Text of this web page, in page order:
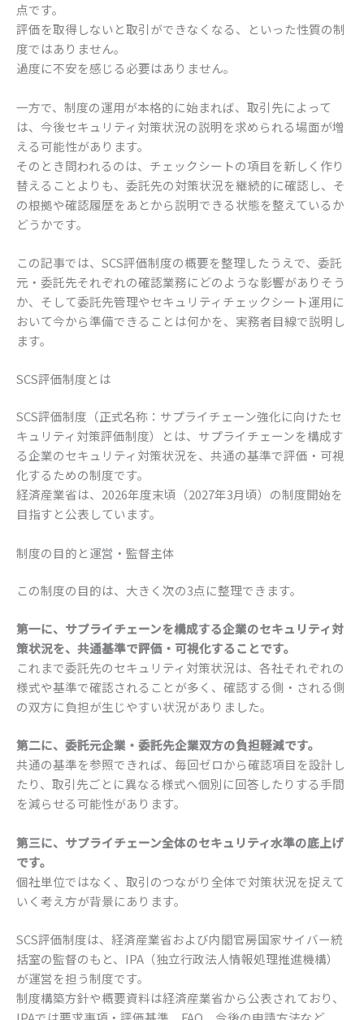
点です。
評価を取得しないと取引ができなくなる、といった性質の制
度ではありません。
過度に不安を感じる必要はありません。
一方で、制度の運用が本格的に始まれば、取引先によって
は、今後セキュリティ対策状況の説明を求められる場面が増
える可能性があります。
そのとき問われるのは、チェックシートの項目を新しく作り
替えることよりも、委託先の対策状況を継続的に確認し、そ
の根拠や確認履歴をあとから説明できる状態を整えているか
どうかです。
この記事では、SCS評価制度の概要を整理したうえで、委託
元・委託先それぞれの確認業務にどのような影響がありそう
か、そして委託先管理やセキュリティチェックシート運用に
おいて今から準備できることは何かを、実務者目線で説明し
ます。
SCS評価制度とは
SCS評価制度（正式名称：サプライチェーン強化に向けたセ
キュリティ対策評価制度）とは、サプライチェーンを構成す
る企業のセキュリティ対策状況を、共通の基準で評価・可視
化するための制度です。
経済産業省は、2026年度末頃（2027年3月頃）の制度開始を
目指すと公表しています。
制度の目的と運営・監督主体
この制度の目的は、大きく次の3点に整理できます。
第一に、サプライチェーンを構成する企業のセキュリティ対
策状況を、共通基準で評価・可視化することです。
これまで委託先のセキュリティ対策状況は、各社それぞれの
様式や基準で確認されることが多く、確認する側・される側
の双方に負担が生じやすい状況がありました。
第二に、委託元企業・委託先企業双方の負担軽減です。
共通の基準を参照できれば、毎回ゼロから確認項目を設計し
たり、取引先ごとに異なる様式へ個別に回答したりする手間
を減らせる可能性があります。
第三に、サプライチェーン全体のセキュリティ水準の底上げ
です。
個社単位ではなく、取引のつながり全体で対策状況を捉えて
いく考え方が背景にあります。
SCS評価制度は、経済産業省および内閣官房国家サイバー統
括室の監督のもと、IPA（独立行政法人情報処理推進機構）
が運営を担う制度です。
制度構築方針や概要資料は経済産業省から公表されており、